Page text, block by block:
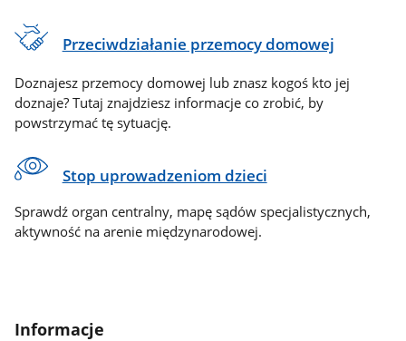
Przeciwdziałanie przemocy domowej
Doznajesz przemocy domowej lub znasz kogoś kto jej
doznaje? Tutaj znajdziesz informacje co zrobić, by
powstrzymać tę sytuację.
Stop uprowadzeniom dzieci
Sprawdź organ centralny, mapę sądów specjalistycznych,
aktywność na arenie międzynarodowej.
Informacje